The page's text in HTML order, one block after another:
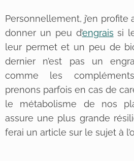
Personnellement, j’en profite
donner un peu d’engrais si
leur permet et un peu de
dernier n’est pas un
comme les
prenons parfois en cas de
le métabolisme de nos
assure une plus grande
ferai un article sur le sujet à